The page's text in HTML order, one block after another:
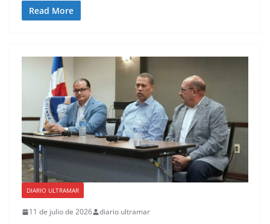
Read More
DIARIO ULTRAMAR
11 de julio de 2026 diario ultramar